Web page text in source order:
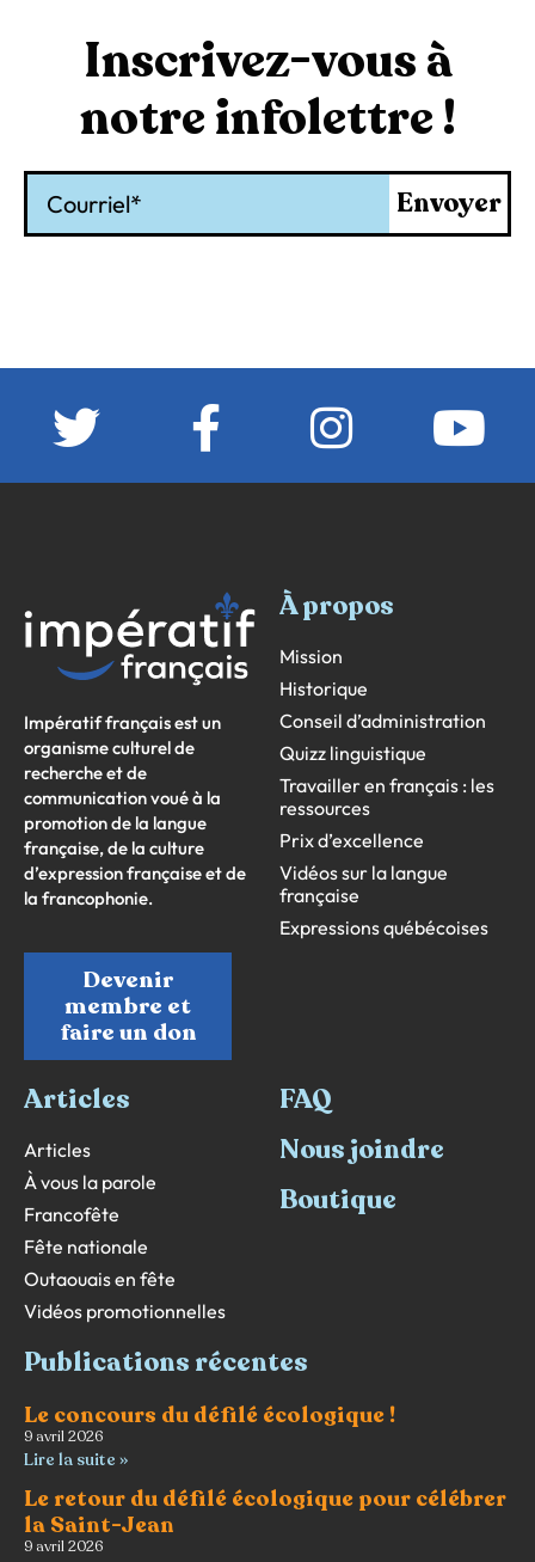
Inscrivez-vous à
notre infolettre !
Envoyer
Impératif français est un
organisme culturel de
recherche et de
communication voué à la
promotion de la langue
française, de la culture
d’expression française et de
la francophonie.
Devenir
membre et
faire un don
À propos
Mission
Historique
Conseil d’administration
Quizz linguistique
Travailler en français : les
ressources
Prix d’excellence
Vidéos sur la langue
française
Expressions québécoises
Articles
Articles
À vous la parole
Francofête
Fête nationale
Outaouais en fête
Vidéos promotionnelles
FAQ
Nous joindre
Boutique
Publications récentes
Le concours du défilé écologique !
9 avril 2026
Lire la suite »
Le retour du défilé écologique pour célébrer
la Saint-Jean
9 avril 2026